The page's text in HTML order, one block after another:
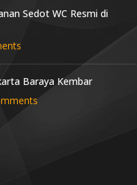
Sedot WC Resmi di
Baraya Kembar